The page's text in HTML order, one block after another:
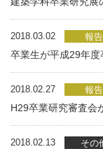
2018.03.02 報告
卒業生が平成29年
2018.02.27 報告
H29卒業研究審査会
2018.02.13 その